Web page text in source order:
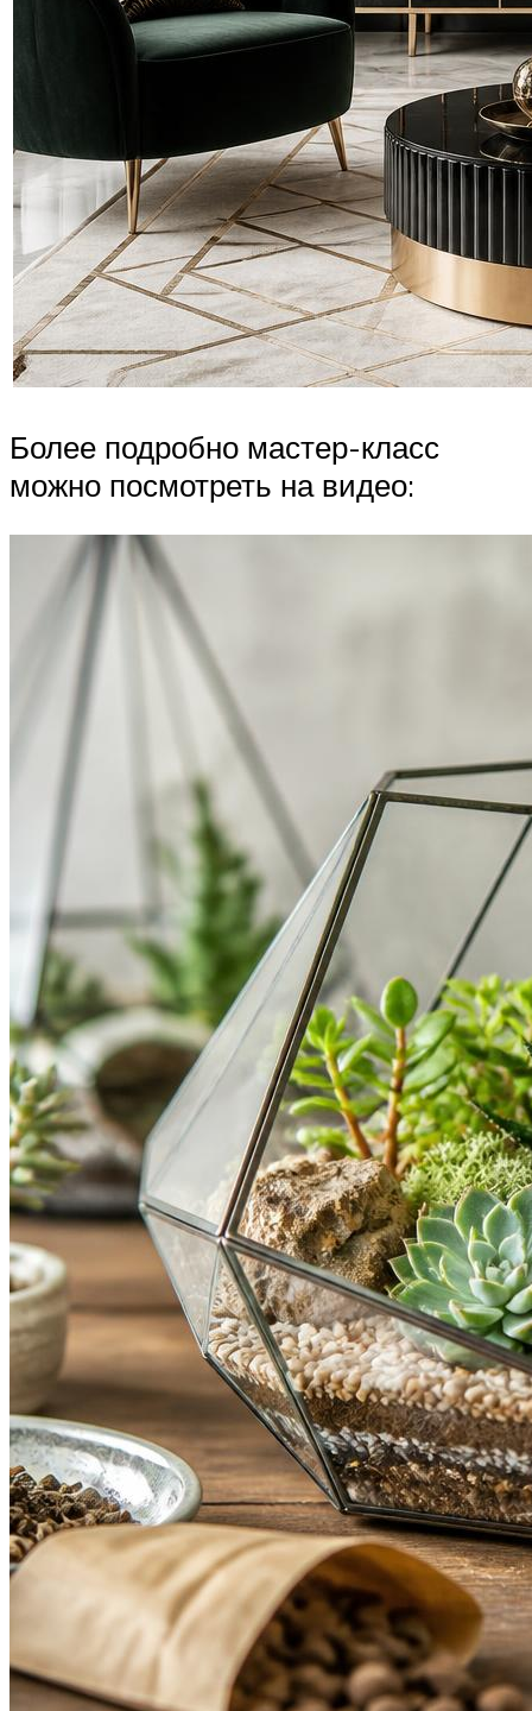
Более подробно мастер-класс
можно посмотреть на видео: